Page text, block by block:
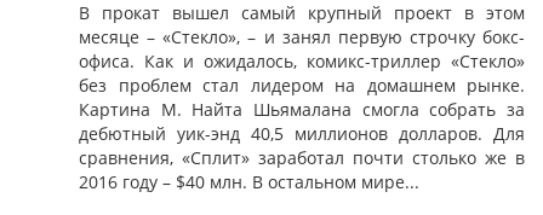
В прокат вышел самый крупный проект в этом
месяце – «Стекло», – и занял первую строчку бокс-
офиса. Как и ожидалось, комикс-триллер «Стекло»
без проблем стал лидером на домашнем рынке.
Картина М. Найта Шьямалана смогла собрать за
дебютный уик-энд 40,5 миллионов долларов. Для
сравнения, «Сплит» заработал почти столько же в
2016 году – $40 млн. В остальном мире...